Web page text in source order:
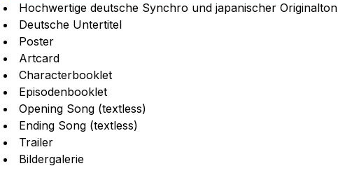
Hochwertige deutsche Synchro und japanischer Originalton
Deutsche Untertitel
Poster
Artcard
Characterbooklet
Episodenbooklet
Opening Song (textless)
Ending Song (textless)
Trailer
Bildergalerie